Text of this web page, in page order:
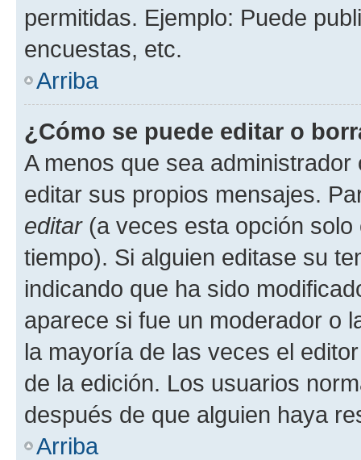
permitidas. Ejemplo: Puede
encuestas, etc.
Arriba
¿Cómo se puede editar o
A menos que sea
editar sus propios mensajes.
editar(a veces esta opción solo
tiempo). Si alguien editase su
indicando que ha sido
aparece si fue un moderador o
la mayoría de las veces el
de la edición. Los usuarios
después de que alguien haya
Arriba